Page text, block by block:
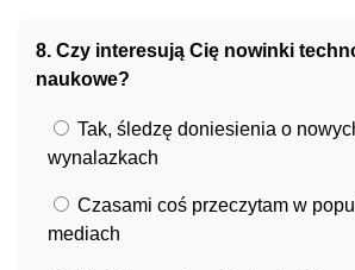
8. Czy interesują Cię nowinki
naukowe?
Tak, śledzę doniesienia o
wynalazkach
Czasami coś przeczytam w
mediach